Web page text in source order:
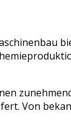
Von